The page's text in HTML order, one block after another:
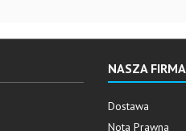
NASZA FIRMA
Dostawa
Nota Prawna